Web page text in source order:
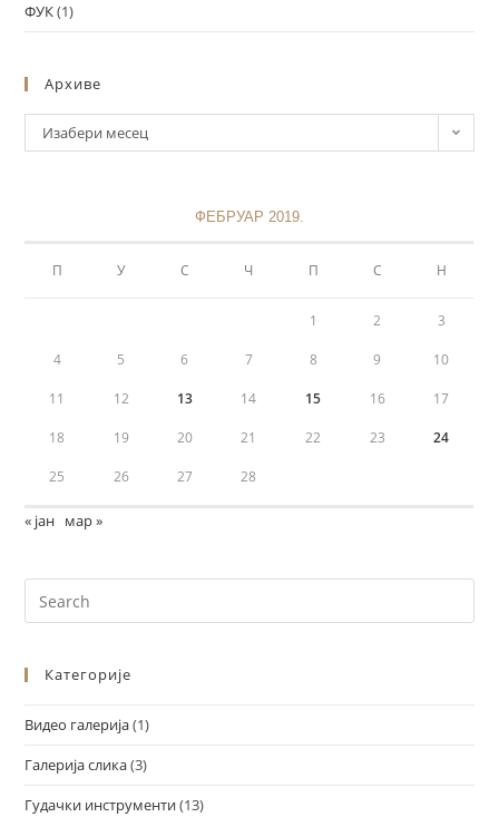
ФУК(1)
Архиве
Изабери месец
ФЕБРУАР 2019.
П У С Ч П С Н
1 2 3
4 5 6 7 8 9 10
11 12 13 14 15 16 17
18 19 20 21 22 23 24
25 26 27 28
« јан мар »
Категорије
Видео галерија(1)
Галерија слика(3)
Гудачки инструменти(13)